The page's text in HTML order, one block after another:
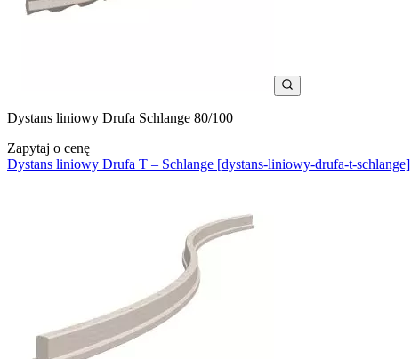
Dystans liniowy Drufa Schlange 80/100
Zapytaj o cenę
Dystans liniowy Drufa T – Schlange [dystans-liniowy-drufa-t-schlange]